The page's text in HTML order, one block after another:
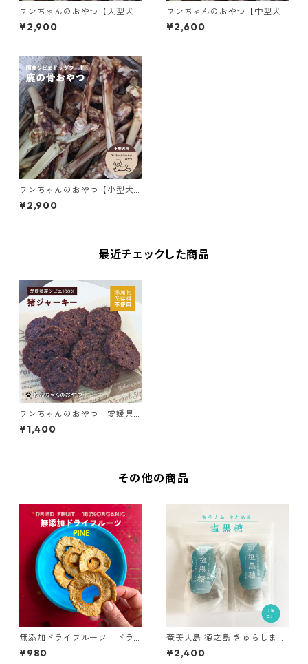
ワンちゃんのおやつ【大型犬
用】愛媛県産ジビエ100% ド
ッグフード 鹿の骨 <ヒューマ
¥2,900
ワンちゃんのおやつ【中型犬
用】愛媛県産ジビエ100% ド
ッグフード 鹿の骨 <ヒューマ
¥2,600
ワンちゃんのおやつ【小型犬
用】愛媛県産ジビエ100% ド
ッグフード 鹿の骨 <ヒューマ
¥2,900
最近チェックした商品
ワンちゃんのおやつ 愛媛県
産ジビエ100% 猪ジャーキ
ー 食品添加物ゼロ ドック
¥1,400
その他の商品
無添加ドライフルーツ ドラ
イパイン 60g
¥980
奄美大島 徳之島 きゅらしま黒
糖の塩黒糖 <熱中症予防 塩分
補充に>
¥2,400